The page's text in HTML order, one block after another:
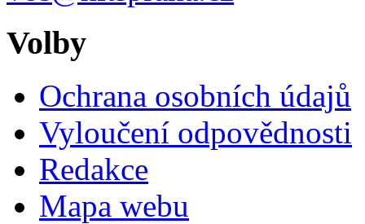
Volby
Ochrana osobních údajů
Vyloučení odpovědnosti
Redakce
Mapa webu